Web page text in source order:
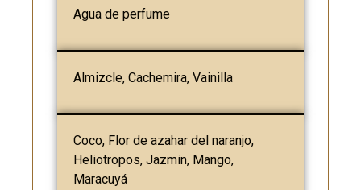
Agua de perfume
Almizcle, Cachemira, Vainilla
Coco, Flor de azahar del naranjo,
Heliotropos, Jazmin, Mango,
Maracuyá